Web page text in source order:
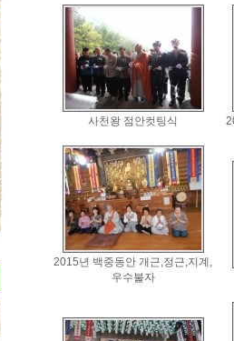
사천왕 점안컷팅식
2015년 백중동안 개근,정근,지계,
우수불자